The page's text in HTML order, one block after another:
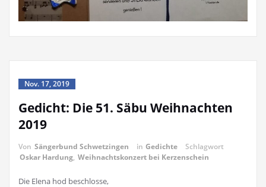
Nov. 17, 2019
Gedicht: Die 51. Säbu Weihnachten
2019
Von Sängerbund Schwetzingen in Gedichte
Schlagwort
Oskar Hardung, Weihnachtskonzert bei Kerzenschein
Die Elena hod beschlosse,